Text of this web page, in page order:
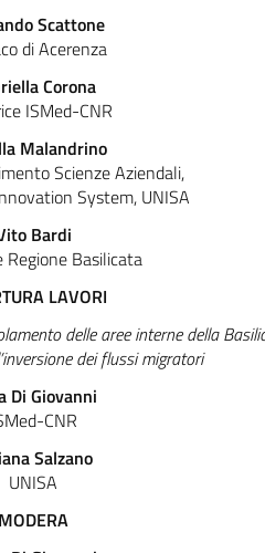
Scattone
di Acerenza
Corona
ISMed-CNR
Malandrino
Scienze Aziendali,
System, UNISA
Bardi
Regione Basilicata
LAVORI
delle aree interne della
dei flussi migratori
Di Giovanni
CNR
Salzano
UNISA
MODERA